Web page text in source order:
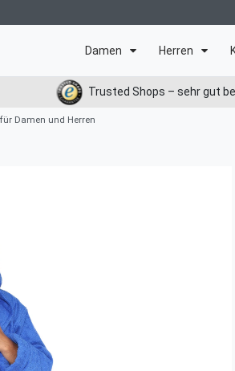
Damen Herren
Trusted Shops – sehr gut
Damen und Herren